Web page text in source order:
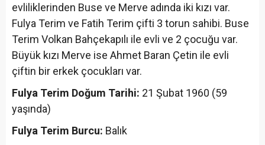
evliliklerinden Buse ve Merve adında iki kızı var.
Fulya Terim ve Fatih Terim çifti 3 torun sahibi. Buse
Terim Volkan Bahçekapılı ile evli ve 2 çocuğu var.
Büyük kızı Merve ise Ahmet Baran Çetin ile evli
çiftin bir erkek çocukları var.
Fulya Terim Doğum Tarihi: 21 Şubat 1960 (59
yaşında)
Fulya Terim Burcu: Balık